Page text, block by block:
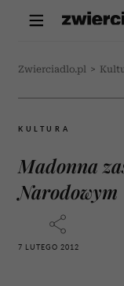
Zwierciadlo.pl >
KULTURA
Madonna
Narodowym
7 LUTEGO 2012